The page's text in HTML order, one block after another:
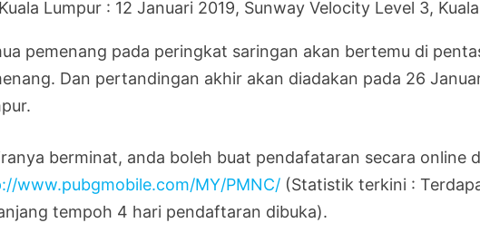
Lumpur : 12 Januari 2019, Sunway Velocity Level 3,
pemenang pada peringkat saringan akan bertemu di
Dan pertandingan akhir akan diadakan pada 26
berminat, anda boleh buat pendafataran secara online
www.pubgmobile.com/MY/PMNC/ (Statistik terkini :
tempoh 4 hari pendaftaran dibuka).